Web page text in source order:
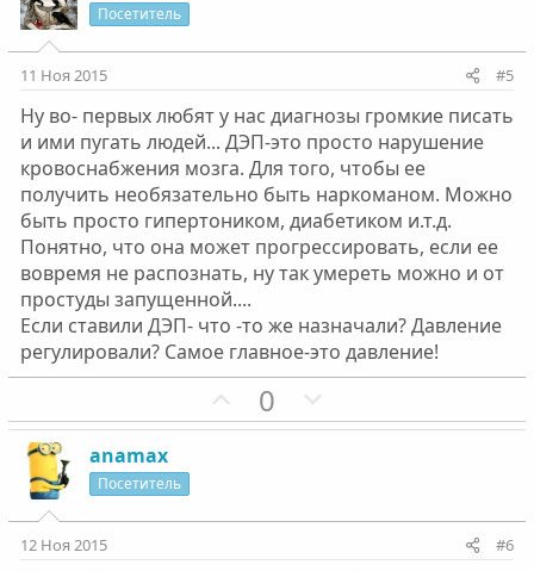
т
н
ы
й
г
о
л
о
с
т
н
ы
й
г
о
л
с
Посетитель
11 Ноя 2015 #5
Ну во- первых любят у нас диагнозы громкие писать
и ими пугать людей... ДЭП-это просто нарушение
кровоснабжения мозга. Для того, чтобы ее
получить необязательно быть наркоманом. Можно
быть просто гипертоником, диабетиком и.т.д.
Понятно, что она может прогрессировать, если ее
вовремя не распознать, ну так умереть можно и от
простуды запущенной....
Если ставили ДЭП- что -то же назначали? Давление
регулировали? Самое главное-это давление!
П
о
т
0
е
т
anamax
Посетитель
12 Ноя 2015 #6